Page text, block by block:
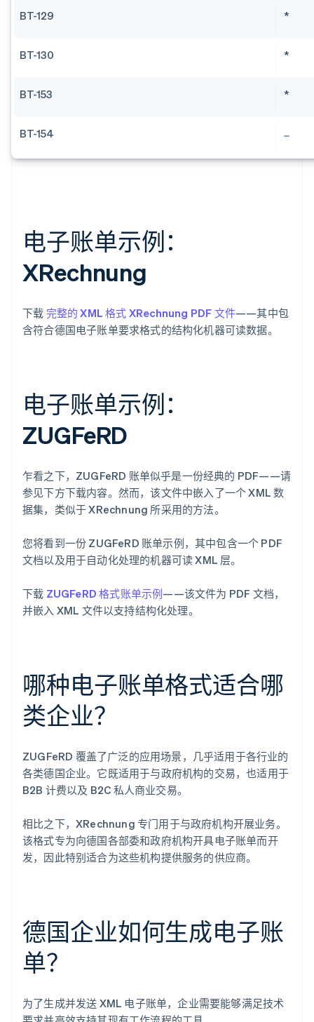
BT-129 *
BT-130 *
BT-153 *
BT-154
电子账单示例：
XRechnung
下载 完整的 XML 格式 XRechnung PDF 文件——其中包
含符合德国电子账单要求格式的结构化机器可读数据。
电子账单示例：
ZUGFeRD
乍看之下，ZUGFeRD 账单似乎是一份经典的 PDF——请
参见下方下载内容。然而，该文件中嵌入了一个 XML 数
据集，类似于 XRechnung 所采用的方法。
您将看到一份 ZUGFeRD 账单示例，其中包含一个 PDF
文档以及用于自动化处理的机器可读 XML 层。
下载 ZUGFeRD 格式账单示例——该文件为 PDF 文档，
并嵌入 XML 文件以支持结构化处理。
哪种电子账单格式适合哪
类企业？
ZUGFeRD 覆盖了广泛的应用场景，几乎适用于各行业的
各类德国企业。它既适用于与政府机构的交易，也适用于
B2B 计费以及 B2C 私人商业交易。
相比之下，XRechnung 专门用于与政府机构开展业务。
该格式专为向德国各部委和政府机构开具电子账单而开
发，因此特别适合为这些机构提供服务的供应商。
德国企业如何生成电子账
单？
为了生成并发送 XML 电子账单，企业需要能够满足技术